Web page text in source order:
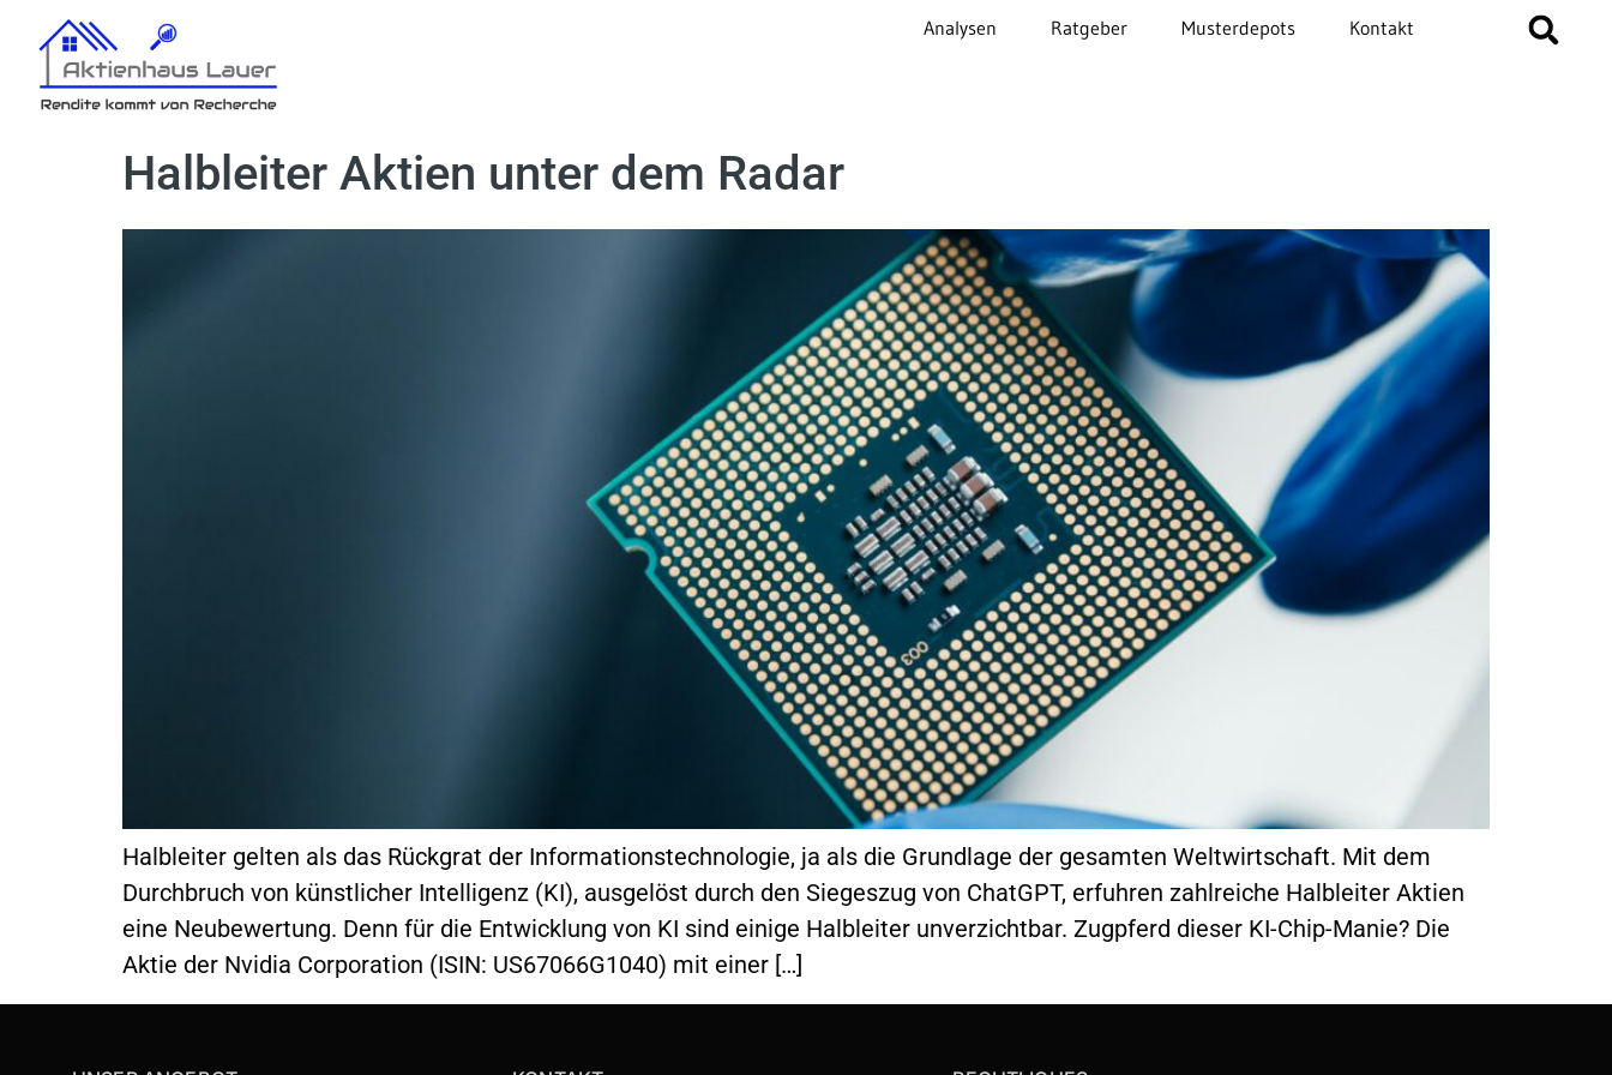
Analysen Ratgeber Musterdepots Kontakt
Halbleiter Aktien unter dem Radar
Halbleiter gelten als das Rückgrat der Informationstechnologie, ja als die Grundlage der gesamten Weltwirtschaft. Mit dem
Durchbruch von künstlicher Intelligenz (KI), ausgelöst durch den Siegeszug von ChatGPT, erfuhren zahlreiche Halbleiter Aktien
eine Neubewertung. Denn für die Entwicklung von KI sind einige Halbleiter unverzichtbar. Zugpferd dieser KI-Chip-Manie? Die
Aktie der Nvidia Corporation (ISIN: US67066G1040) mit einer […]